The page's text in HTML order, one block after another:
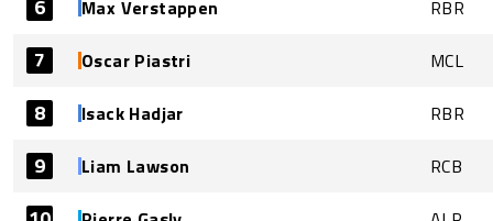
6 Max Verstappen RBR
7 Oscar Piastri MCL
8 Isack Hadjar RBR
9 Liam Lawson RCB